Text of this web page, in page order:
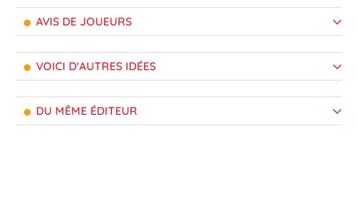
AVIS DE JOUEURS
VOICI D'AUTRES IDÉES
DU MÊME ÉDITEUR